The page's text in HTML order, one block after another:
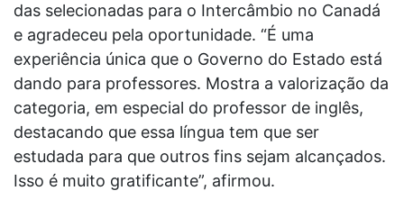
das selecionadas para o Intercâmbio no Canadá
e agradeceu pela oportunidade. “É uma
experiência única que o Governo do Estado está
dando para professores. Mostra a valorização da
categoria, em especial do professor de inglês,
destacando que essa língua tem que ser
estudada para que outros fins sejam alcançados.
Isso é muito gratificante”, afirmou.